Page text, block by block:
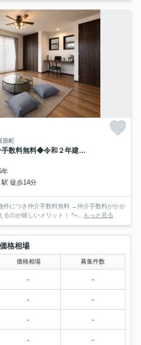
原町
◆売主物件につき仲介手数料無料◆令和２年建築の築浅◆４ＬＤＫ◆駐車２台ＯＫ◆伏見区向島吹田河原町
年
徒歩14分
件につき仲介手数料無料 →仲介手数料がかか
らない分、初期費用が抑えるのが嬉しいメリット！ *⑅... もっと見る
格相場
価格相場 募集件数
- -
- -
- -
- -